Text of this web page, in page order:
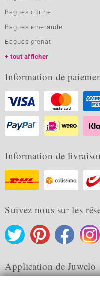
Bagues citrine
Bagues emeraude
Bagues grenat
tout afficher
Information de
Information de
Suivez nous sur les
Application de Juwelo